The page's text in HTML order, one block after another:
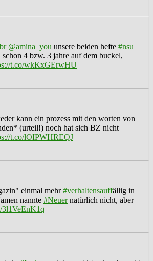
@amina_you unsere beiden hefte #nsu
4 bzw. 3 jahre auf dem buckel,
t.co/wkKxGErwHU
kann ein prozess mit den worten von
(urteil!) noch hat sich BZ nicht
t.co/lOIPWHREQJ
einmal mehr#verhaltensauffällig in
nannte #Neuernatürlich nicht, aber
3l1VeEnK1q